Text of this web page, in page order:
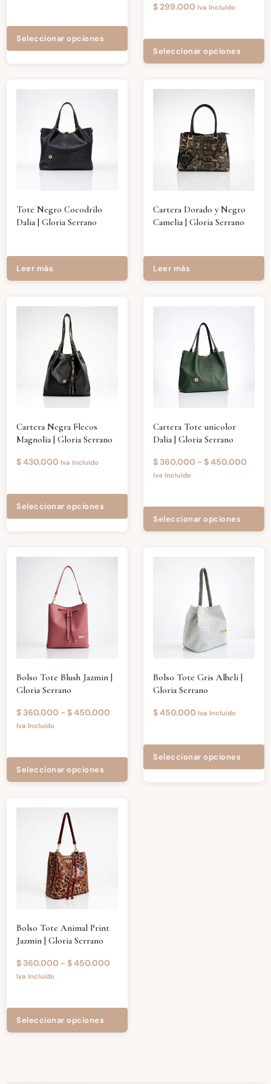
Seleccionar opciones
$ 299.000 Iva Incluido
Seleccionar opciones
Tote Negro Cocodrilo
Dalia | Gloria Serrano
Leer más
Cartera Dorado y Negro
Camelia | Gloria Serrano
Leer más
Cartera Negra Flecos
Magnolia | Gloria Serrano
$430.000 Iva Incluido
Seleccionar opciones
Cartera Tote unicolor
Dalia | Gloria Serrano
$360.000 - $450.000
Iva Incluido
Seleccionar opciones
Bolso Tote Blush Jazmin |
Gloria Serrano
$360.000 - $450.000
Iva Incluido
Seleccionar opciones
Bolso Tote Gris Alheli |
Gloria Serrano
$450.000 Iva Incluido
Seleccionar opciones
Bolso Tote Animal Print
Jazmin | Gloria Serrano
$360.000 - $450.000
Iva Incluido
Seleccionar opciones